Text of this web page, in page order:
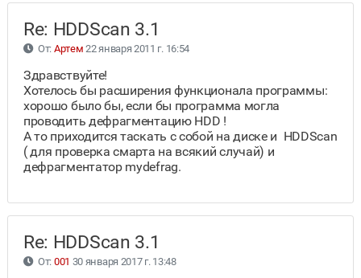
Re: HDDScan 3.1
От: Артем 22 января 2011 г. 16:54
Здравствуйте!
Хотелось бы расширения функционала программы:
хорошо было бы, если бы программа могла
проводить дефрагментацию HDD !
А то приходится таскать с собой на диске и HDDScan
( для проверка смарта на всякий случай) и
дефрагментатор mydefrag.
Re: HDDScan 3.1
От: 001 30 января 2017 г. 13:48